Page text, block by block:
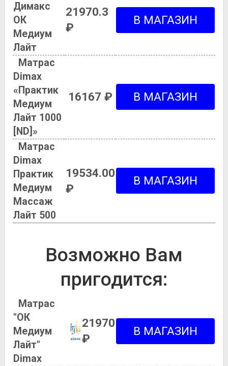
Димакс
ОК
Медиум
Лайт
21970.3
₽
Матрас
Dimax
«Практик
Медиум
Лайт 1000
[ND]»
16167 ₽
Матрас
Dimax
Практик
Медиум
Массаж
Лайт 500
19534.00
₽
Возможно Вам
пригодится:
Матрас
"ОК
Медиум
Лайт"
Dimax
21970
₽